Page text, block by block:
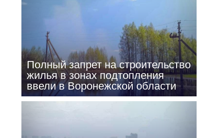
Полный запрет на строительство
жилья в зонах подтопления
ввели в Воронежской области